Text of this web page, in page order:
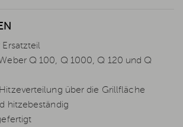
Q 100, Q 1000, Q 120 und Q
über die Grillfläche
hitzebeständig